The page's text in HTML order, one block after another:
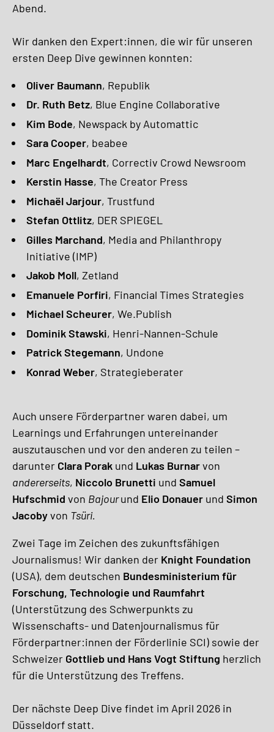
Abend.
Wir danken den Expert:innen, die wir für unseren
ersten Deep Dive gewinnen konnten:
Oliver Baumann, Republik
Dr. Ruth Betz, Blue Engine Collaborative
Kim Bode, Newspack by Automattic
Sara Cooper, beabee
Marc Engelhardt, Correctiv Crowd Newsroom
Kerstin Hasse, The Creator Press
Michaël Jarjour, Trustfund
Stefan Ottlitz, DER SPIEGEL
Gilles Marchand, Media and Philanthropy
Initiative (IMP)
Jakob Moll, Zetland
Emanuele Porfiri, Financial Times Strategies
Michael Scheurer, We.Publish
Dominik Stawski, Henri-Nannen-Schule
Patrick Stegemann, Undone
Konrad Weber, Strategieberater
Auch unsere Förderpartner waren dabei, um
Learnings und Erfahrungen untereinander
auszutauschen und vor den anderen zu teilen –
darunter Clara Porak und Lukas Burnarvon
andererseits, Niccolo Brunetti und Samuel
Hufschmid von Bajourund Elio Donauer und Simon
Jacobyvon Tsüri.
Zwei Tage im Zeichen des zukunftsfähigen
Journalismus! Wir danken der Knight Foundation
(USA), dem deutschen Bundesministerium für
Forschung, Technologie und Raumfahrt
(Unterstützung des Schwerpunkts zu
Wissenschafts- und Datenjournalismus für
Förderpartner:innen der Förderlinie SCI) sowie der
Schweizer Gottlieb und Hans Vogt Stiftung herzlich
für die Unterstützung des Treffens.
Der nächste Deep Dive findet im April 2026 in
Düsseldorf statt.